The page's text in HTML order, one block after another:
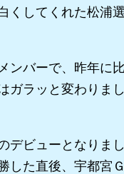
してくれた松浦
バーで、昨年に
ラッと変わりまし
ビューとなりま
した直後、宇都宮